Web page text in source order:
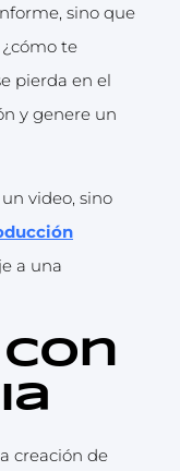
sino que
te
pierda en el
y genere un
video, sino
a una
con
creación de